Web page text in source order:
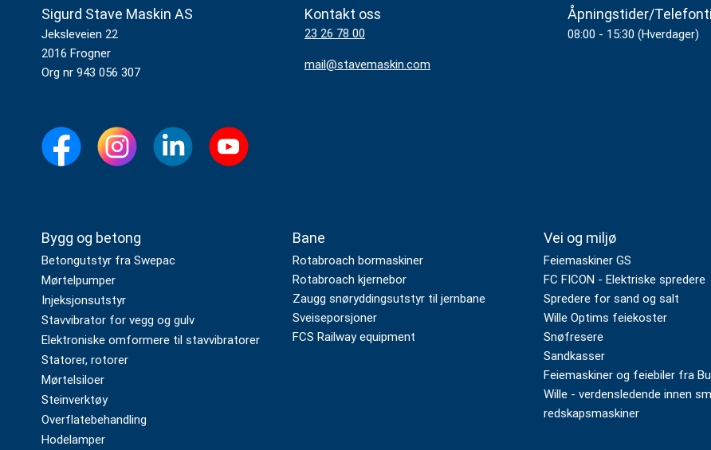
Sigurd Stave Maskin AS
Jeksleveien 22
2016 Frogner
Org nr 943 056 307
Kontakt oss
23 26 78 00
mail@stavemaskin.com
Åpningstider/
08:00 - 15:30 (Hverdager)
Bygg og betong
Betongutstyr fra Swepac
Mørtelpumper
Injeksjonsutstyr
Stavvibrator for vegg og gulv
Elektroniske omformere til stavvibratorer
Statorer, rotorer
Mørtelsiloer
Steinverktøy
Overflatebehandling
Hodelamper
Bane
Rotabroach bormaskiner
Rotabroach kjernebor
Zaugg snøryddingsutstyr til jernbane
Sveiseporsjoner
FCS Railway equipment
Vei og miljø
Feiemaskiner GS
FC FICON - Elektriske spredere
Spredere for sand og salt
Wille Optims feiekoster
Snøfresere
Sandkasser
Feiemaskiner og feiebiler fra
Wille - verdensledende innen
redskapsmaskiner